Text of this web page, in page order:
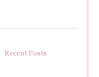
Recent Posts